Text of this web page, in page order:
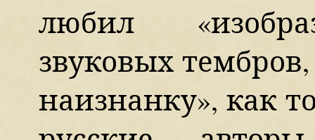
любил
звуковых
наизнанку», как